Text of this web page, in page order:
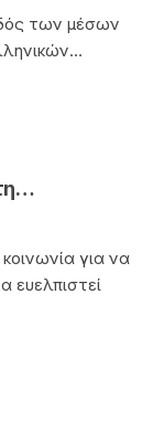
των μέσων
για να
ευελπιστεί